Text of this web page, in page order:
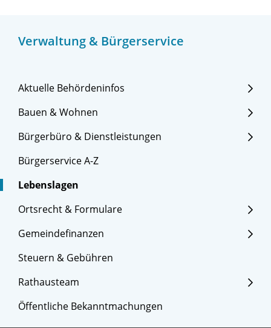
Verwaltung & Bürgerservice
Aktuelle Behördeninfos
Bauen & Wohnen
Bürgerbüro & Dienstleistungen
Bürgerservice A-Z
Lebenslagen
Ortsrecht & Formulare
Gemeindefinanzen
Steuern & Gebühren
Rathausteam
Öffentliche Bekanntmachungen